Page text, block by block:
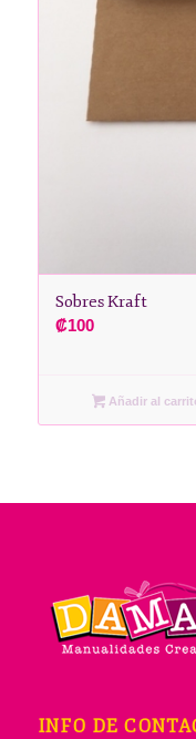
Sobres Kraft
₡100
Añadir al
INFO DE